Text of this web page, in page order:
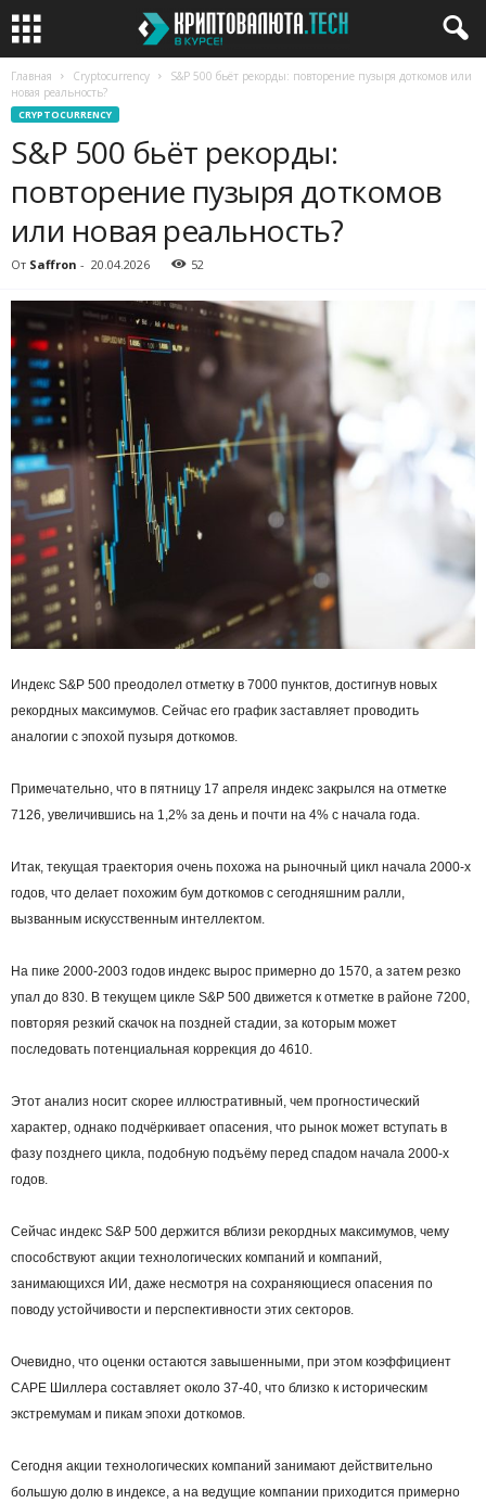
Главная Cryptocurrency
S&P 500 бьёт рекорды: повторение пузыря доткомов или
новая реальность?
CRYPTOCURRENCY
S&P 500 бьёт рекорды:
повторение пузыря доткомов
или новая реальность?
От Saffron - 20.04.2026 52
Индекс S&P 500 преодолел отметку в 7000 пунктов, достигнув новых
рекордных максимумов. Сейчас его график заставляет проводить
аналогии с эпохой пузыря доткомов.
Примечательно, что в пятницу 17 апреля индекс закрылся на отметке
7126, увеличившись на 1,2% за день и почти на 4% с начала года.
Итак, текущая траектория очень похожа на рыночный цикл начала 2000-х
годов, что делает похожим бум доткомов с сегодняшним ралли,
вызванным искусственным интеллектом.
На пике 2000-2003 годов индекс вырос примерно до 1570, а затем резко
упал до 830. В текущем цикле S&P 500 движется к отметке в районе 7200,
повторяя резкий скачок на поздней стадии, за которым может
последовать потенциальная коррекция до 4610.
Этот анализ носит скорее иллюстративный, чем прогностический
характер, однако подчёркивает опасения, что рынок может вступать в
фазу позднего цикла, подобную подъёму перед спадом начала 2000-х
годов.
Сейчас индекс S&P 500 держится вблизи рекордных максимумов, чему
способствуют акции технологических компаний и компаний,
занимающихся ИИ, даже несмотря на сохраняющиеся опасения по
поводу устойчивости и перспективности этих секторов.
Очевидно, что оценки остаются завышенными, при этом коэффициент
CAPE Шиллера составляет около 37-40, что близко к историческим
экстремумам и пикам эпохи доткомов.
Сегодня акции технологических компаний занимают действительно
большую долю в индексе, а на ведущие компании приходится примерно